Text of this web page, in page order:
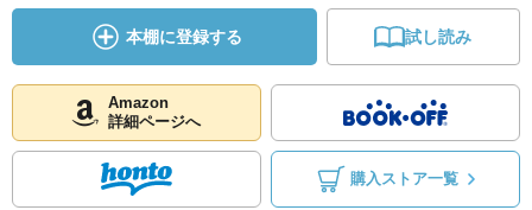
本棚に登録する 試し読み
Amazon
詳細ページへ
購入ストア一覧